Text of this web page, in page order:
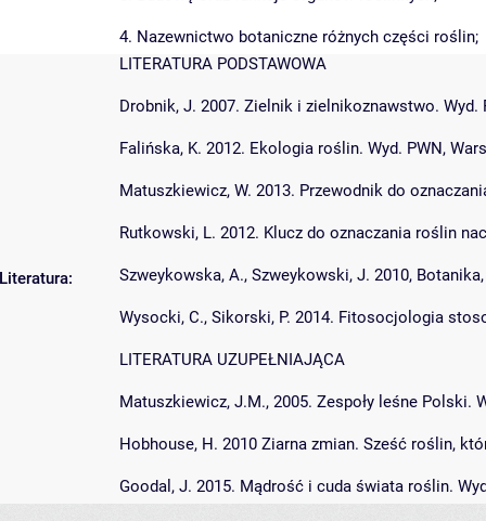
4. Nazewnictwo botaniczne różnych części roślin;
Literatura:
LITERATURA PODSTAWOWA
Drobnik, J. 2007. Zielnik i zielnikoznawstwo. Wyd.
Falińska, K. 2012. Ekologia roślin. Wyd. PWN,
Matuszkiewicz, W. 2013. Przewodnik do
Rutkowski, L. 2012. Klucz do oznaczania roślin
Szweykowska, A., Szweykowski, J. 2010, Botanika,
Wysocki, C., Sikorski, P. 2014. Fitosocjologia
LITERATURA UZUPEŁNIAJĄCA
Matuszkiewicz, J.M., 2005. Zespoły leśne Polski.
Hobhouse, H. 2010 Ziarna zmian. Sześć roślin,
Goodal, J. 2015. Mądrość i cuda świata roślin.